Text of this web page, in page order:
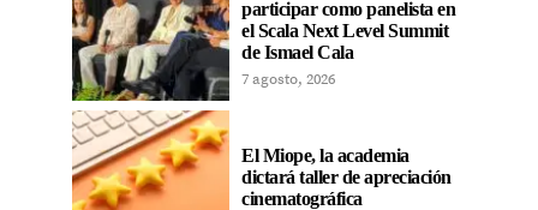
participar como panelista en
el Scala Next Level Summit
de Ismael Cala
7 agosto, 2026
El Miope, la academia
dictará taller de apreciación
cinematográfica